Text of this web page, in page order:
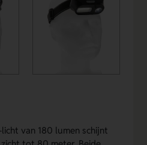
van 180 lumen schijnt